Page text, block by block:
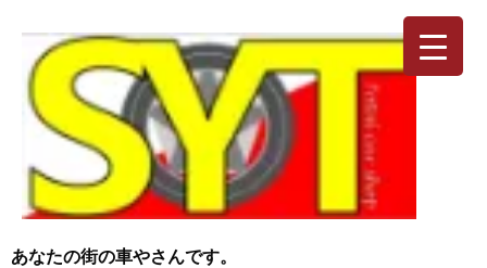
あなたの街の車やさんです。